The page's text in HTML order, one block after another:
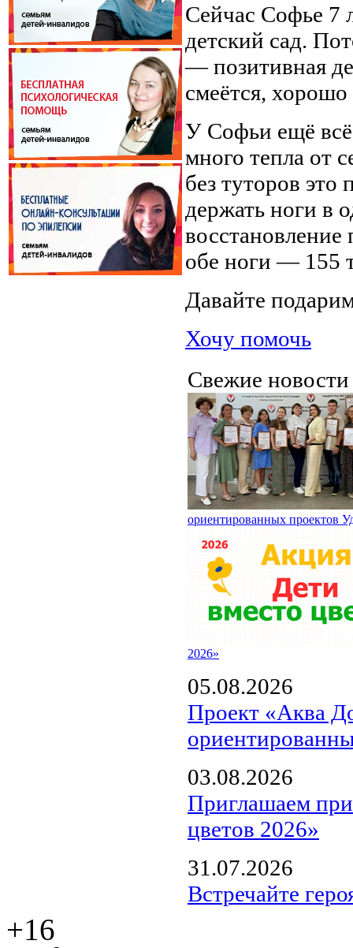
Сейчас Софье 7
детский сад.
— позитивная
смеётся,
У Софьи ещё
много тепла от
без туторов
держать ноги в
обе ноги — 155
Давайте
Хочу помочь
Свежие
ориентированных проектов
2026»
05.08.2026
Проект «Аква
03.08.2026
Приглашаем
цветов 2026»
31.07.2026
Встречайте
+16